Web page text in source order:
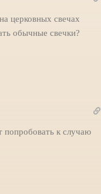
церковных свечах
обычные свечки?
попробовать к случаю